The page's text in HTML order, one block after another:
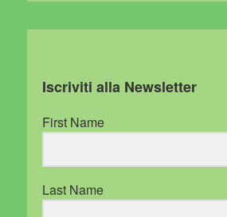
Iscriviti alla Newsletter
First Name
Last Name